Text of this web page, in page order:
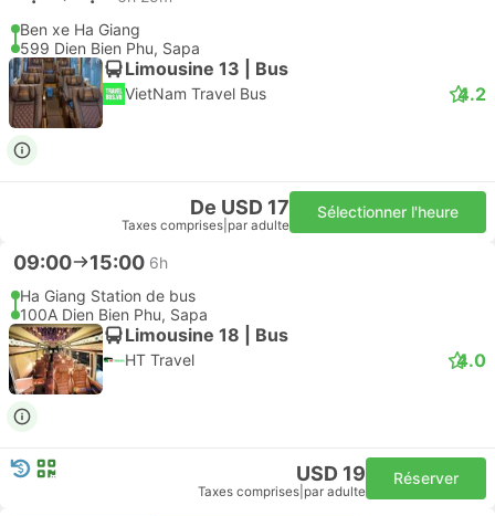
Ben xe Ha Giang
599 Dien Bien Phu, Sapa
Limousine 13 | Bus
VietNam Travel Bus 4.2
De USD 17
Taxes comprises par adulte
Sélectionner l'heure
09:00 15:00 6h
Ha Giang Station de bus
100A Dien Bien Phu, Sapa
Limousine 18 | Bus
HT Travel 4.0
USD 19
Taxes comprises par adulte
Réserver